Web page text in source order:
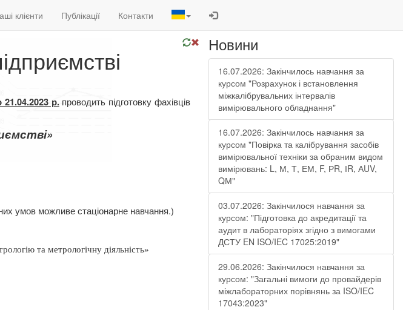
клієнти Публікації Контакти
21.04.2023 р. проводить підготовкуфахівців
умов можливе стаціонарне навчання.)
та метрологічну діяльність»
Новини
16.07.2026: Закінчилось навчання за
курсом "Розрахунок і встановлення
міжкалібрувальних інтервалів
вимірювального обладнання"
16.07.2026: Закінчилось навчання за
курсом "Повірка та калібрування засобів
вимірювальної техніки за обраним видом
вимірювань: L, М, Т, ЕМ, F, РR, ІR, АUV,
QМ"
03.07.2026: Закінчилося навчання за
курсом: "Підготовка до акредитації та
аудит в лабораторіях згідно з вимогами
ДСТУ EN ISO/IEC 17025:2019"
29.06.2026: Закінчилося навчання за
курсом: "Загальні вимоги до провайдерів
міжлабораторних порівнянь за ISO/IEC
17043:2023"